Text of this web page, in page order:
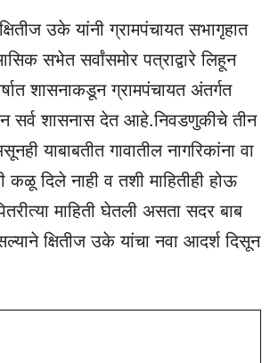
उके यांनी ग्रामपंचायत सभागृहात
सभेत सर्वांसमोर पत्राद्वारे लिहून
शासनाकडून ग्रामपंचायत अंतर्गत
सर्व शासनास देत आहे.निवडणुकीचे तीन
याबाबतीत गावातील नागरिकांना वा
कळू दिले नाही व तशी माहितीही होऊ
माहिती घेतली असता सदर बाब
क्षितीज उके यांचा नवा आदर्श दिसून